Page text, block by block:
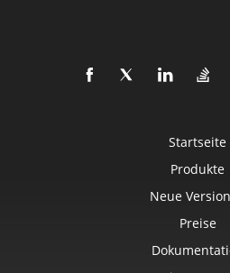
Startseite
Produkte
Neue
Preise